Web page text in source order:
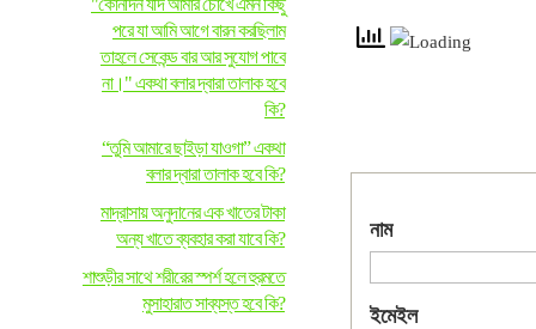
"কোনদিন যদি আমার চোখে এমন কিছু
পরে যা আমি আগে বারন করছিলাম
তাহলে সেকেন্ড বার আর সুযোগ পাবে
না।" একথা বলার দ্বারা তালাক হবে
কি?
“তুমি আমারে ছাইড়া যাওগা” একথা
বলার দ্বারা তালাক হবে কি?
মাদ্রাসায় অনুদানের এক খাতের টাকা
অন্য খাতে ব্যবহার করা যাবে কি?
শাশুড়ীর সাথে শরীরের স্পর্শ হলে হুরমতে
মুসাহারাত সাব্যস্ত হবে কি?
নাম
ইমেইল